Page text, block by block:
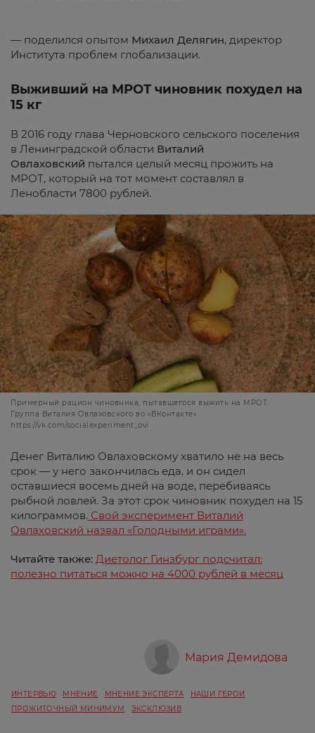
— поделился опытом Михаил Делягин, директор
Института проблем глобализации.
Выживший на МРОТ чиновник похудел на
15 кг
В 2016 году глава Черновского сельского поселения
в Ленинградской области Виталий
Овлаховский пытался целый месяц прожить на
МРОТ, который на тот момент составлял в
Ленобласти 7800 рублей.
Примерный рацион чиновника, пытавшегося выжить на МРОТ.
Группа Виталия Овлаховского во «ВКонтакте»
https://vk.com/socialexperiment_ovi
Денег Виталию Овлаховскому хватило не на весь
срок — у него закончилась еда, и он сидел
оставшиеся восемь дней на воде, перебиваясь
рыбной ловлей. За этот срок чиновник похудел на 15
килограммов. Свой эксперимент Виталий
Овлаховский назвал «Голодными играми».
Читайте также: Диетолог Гинзбург подсчитал:
полезно питаться можно на 4000 рублей в месяц
Мария Демидова
ИНТЕРВЬЮ МНЕНИЕ МНЕНИЕ ЭКСПЕРТА
НАШИ ГЕРОИ
ПРОЖИТОЧНЫЙ МИНИМУМ
ЭКСКЛЮЗИВ